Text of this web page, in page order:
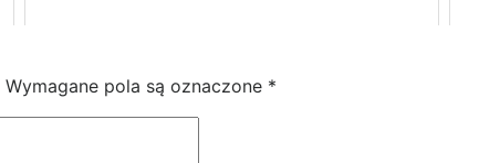
Wymagane pola są oznaczone *